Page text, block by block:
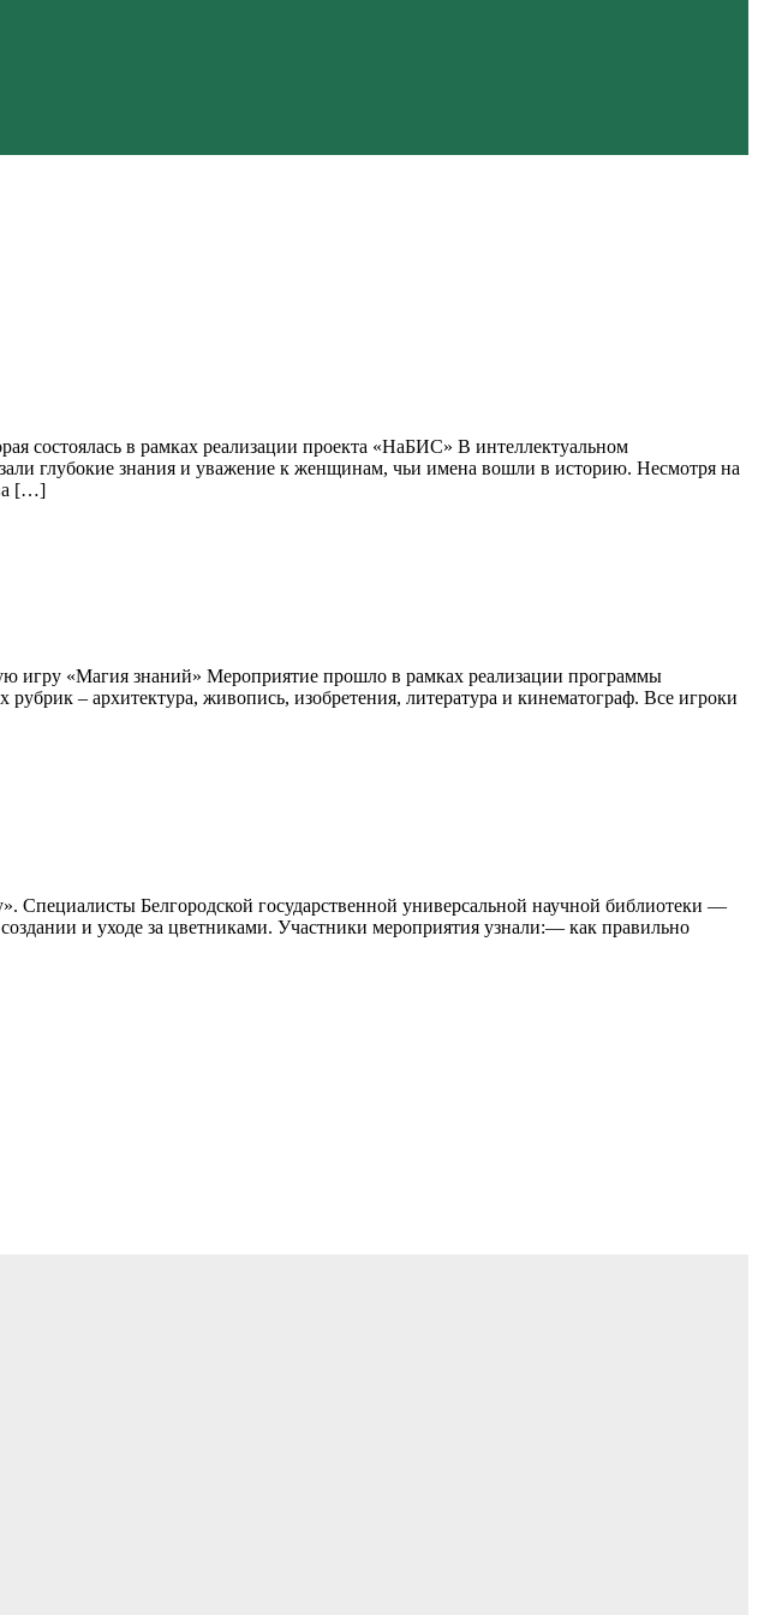
состоялась в рамках реализации проекта «НаБИС» В интеллектуальном
глубокие знания и уважение к женщинам, чьи имена вошли в историю. Несмотря на
[…]
игру «Магия знаний» Мероприятие прошло в рамках реализации программы
– архитектура, живопись, изобретения, литература и кинематограф. Все игроки
Белгородской государственной универсальной научной библиотеки —
и уходе за цветниками. Участники мероприятия узнали:— как правильно